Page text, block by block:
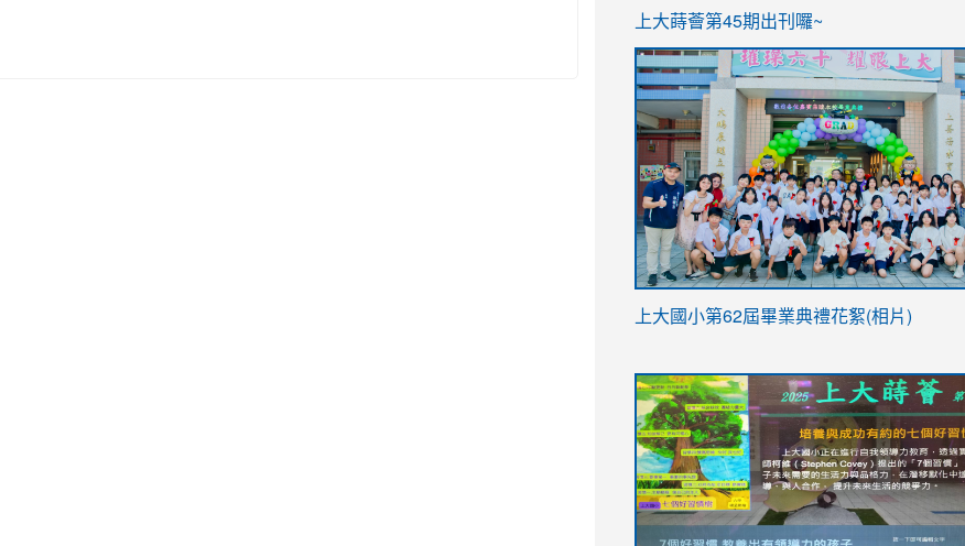
ink
https://sites.google.com/stes.tyc.edu.tw/
link
https://sites.google.com/stes.tyc.edu.tw/
上大蒔薈第45期出刊囉~
link
YfDQppRvyMk686kIw6SBbssEIZ6WnT/
usp=sharing
上大國小第62屆畢業典禮花絮(相片)
to
https://drive.google.com/file/d/1I-
YfDQppRvyMk686kIw6SBbssEIZ6WnT/
usp=sharing
to
https://sites.google.com/stes.tyc.edu.tw/